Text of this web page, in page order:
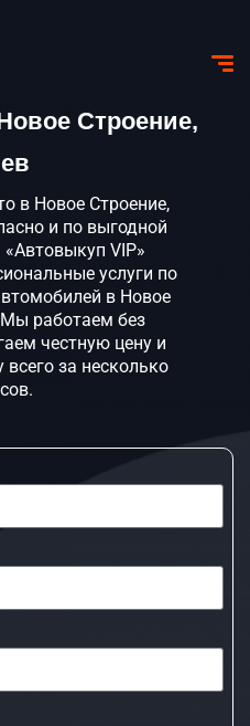
Строение,
в Новое Строение,
и по выгодной
VIP»
услуги по
в Новое
Мы работаем без
честную цену и
за несколько